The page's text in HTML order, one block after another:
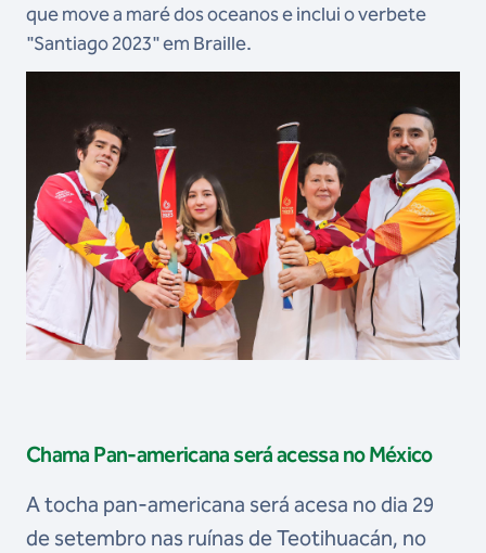
que move a maré dos oceanos e inclui o verbete
"Santiago 2023" em Braille.
Chama Pan-americana será acessa no México
A tocha pan-americana será acesa no dia 29
de setembro nas ruínas de Teotihuacán, no